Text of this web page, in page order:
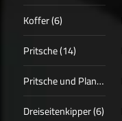
Koffer (6)
Pritsche (14)
Pritsche und Plane (3)
Dreiseitenkipper (6)